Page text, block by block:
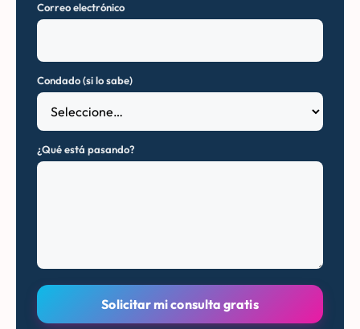
Correo electrónico
Condado (si lo sabe)
¿Qué está pasando?
Solicitar mi consulta gratis